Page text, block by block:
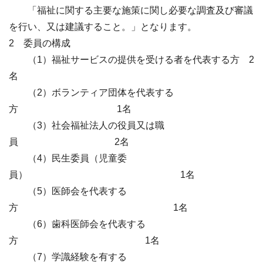
「福祉に関する主要な施策に関し必要な調査及び審議
を行い、又は建議すること。」となります。
2 委員の構成
（1）福祉サービスの提供を受ける者を代表する方 2
名
（2）ボランティア団体を代表する
方 1名
（3）社会福祉法人の役員又は職
員 2名
（4）民生委員（児童委
員） 1名
（5）医師会を代表する
方 1名
（6）歯科医師会を代表する
方 1名
（7）学識経験を有する